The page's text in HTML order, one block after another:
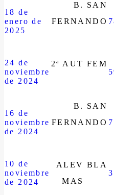
18 de
enero de
2025
B. SAN
FERNANDO
24 de
noviembre
de 2024
2ª AUT FEM
16 de
noviembre
de 2024
B. SAN
FERNANDO
10 de
noviembre
de 2024
ALEV BLA
MAS